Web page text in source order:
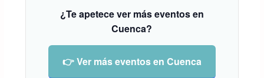
¿Te apetece ver más eventos en
Cuenca?
👉 Ver más eventos en Cuenca